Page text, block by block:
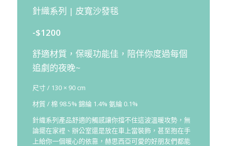
針織系列 | 皮寬沙發毯
-$1200
舒適材質，保暖功能佳，陪伴你度過每個
追劇的夜晚~
尺寸 / 130 × 90 cm
材質 / 棉 98.5% 錦綸 1.4% 氨綸 0.1%
針織系列產品舒適的觸感讓你擋不住這波溫暖攻勢，無
論擺在家裡、辦公室還是放在車上當裝飾，甚至抱在手
上給你一個暖心的依靠，赫思西亞可愛的好朋友們都能